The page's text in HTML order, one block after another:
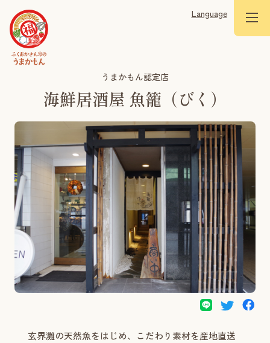
Language
うまかもん認定店
海鮮居酒屋 魚籠（びく）
玄界灘の天然魚をはじめ、こだわり素材を産地直送